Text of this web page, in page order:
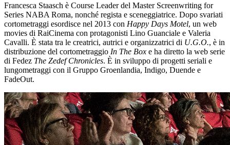
Francesca Staasch è Course Leader del Master Screenwriting for
Series NABA Roma, nonché regista e sceneggiatrice. Dopo svariati
cortometraggi esordisce nel 2013 con Happy Days Motel, un web
movies di RaiCinema con protagonisti Lino Guanciale e Valeria
Cavalli. È stata tra le creatrici, autrici e organizzatrici di U.G.O., è in
distribuzione del cortometraggio In The Box e ha diretto la web serie
di Fedez The Zedef Chronicles. È in sviluppo di progetti seriali e
lungometraggi con il Gruppo Groenlandia, Indigo, Duende e
FadeOut.